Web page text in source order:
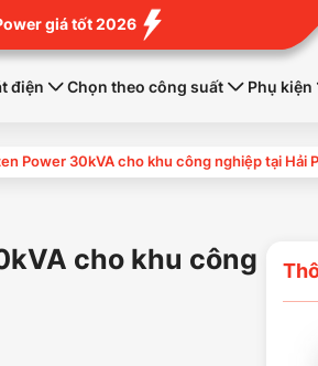
giá tốt 2026
điện Chọn theo công suất Phụ kiện
Power 30kVA cho khu công nghiệp tại Hải
cho khu công